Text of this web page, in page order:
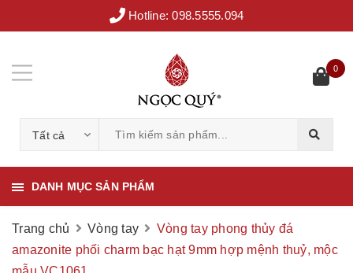
Hotline:098.5555.094
Tất cả
0
DANH MỤC SẢN PHẨM
Trang chủ Vòng tay
Vòng tay phong thủy đá
amazonite phối charm bạc hạt 9mm hợp mệnh thuỷ, mộc